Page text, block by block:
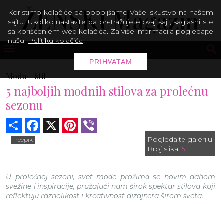
Moda -Stil
5 najboljih modnih stilova za prolećnu
sezonu
Share Facebook Pinterest
freepik
Pogledajte galeriju
Broj slika: 5
U prolećnoj sezoni, svet mode prožima se novim dahom
svežine i inspiracije, pružajući nam širok spektar stilova koji
reflektuju raznolikost i kreativnost dizajnera širom sveta.
Koristimo kolačiće da poboljšamo Vaše iskustvo na našem
sajtu. Ukoliko nastavite da pretražujete ovaj sajt, saglasni ste
sa korišćenjem web kolačića. Za više informacija pogledajte
našu Politiku kolačića .
PRIHVATAM